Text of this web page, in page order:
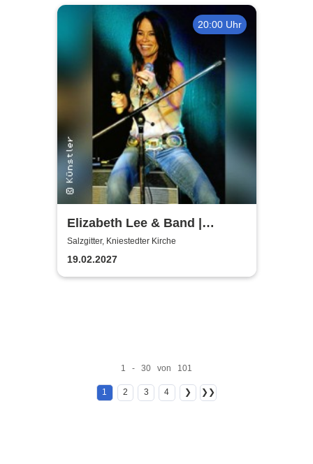
20:00 Uhr
Elizabeth Lee & Band |
Kniestedter Kirche
Salzgitter, Kniestedter Kirche
19.02.2027
1 - 30 von 101
1 2 3 4 ❯ ❯❯